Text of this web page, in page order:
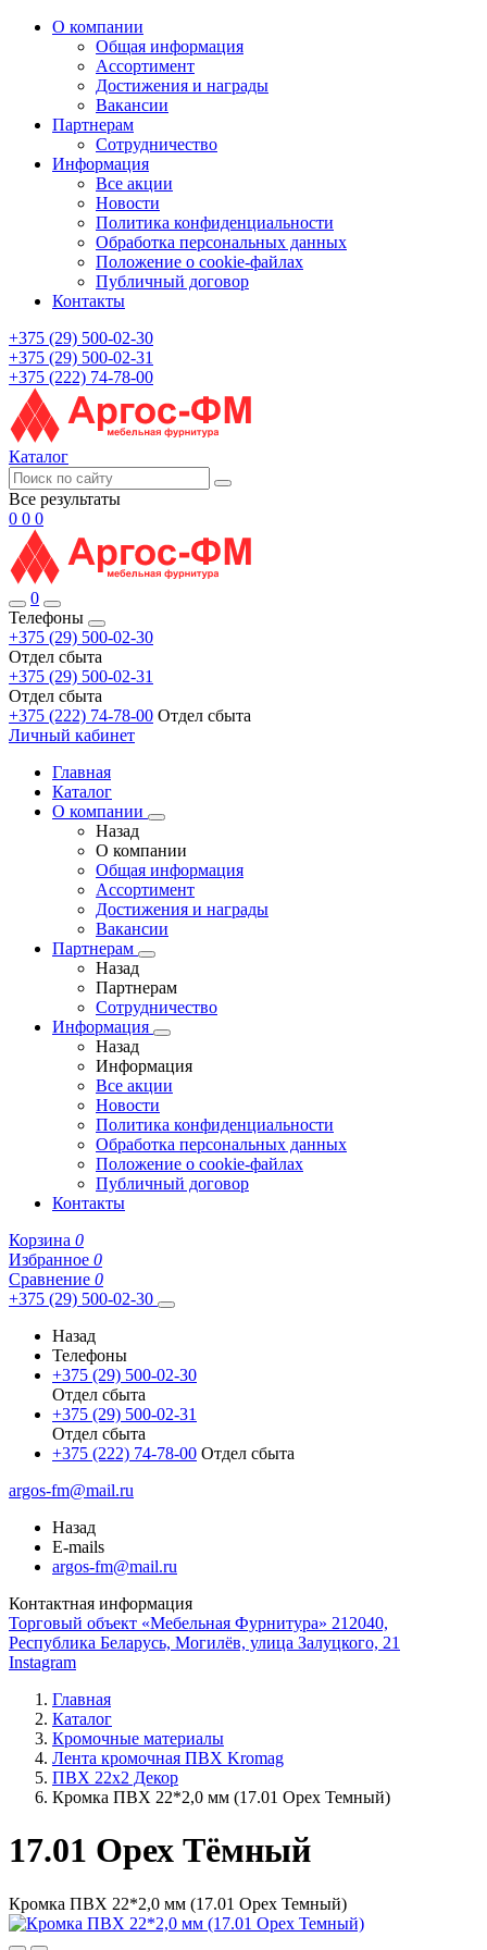
О компании
Общая информация
Ассортимент
Достижения и награды
Вакансии
Партнерам
Сотрудничество
Информация
Все акции
Новости
Политика конфиденциальности
Обработка персональных данных
Положение о cookie-файлах
Публичный договор
Контакты
+375 (29) 500-02-30
+375 (29) 500-02-31
+375 (222) 74-78-00
Каталог
Все результаты
0 0 0
0
Телефоны
+375 (29) 500-02-30
Отдел сбыта
+375 (29) 500-02-31
Отдел сбыта
+375 (222) 74-78-00 Отдел сбыта
Личный кабинет
Главная
Каталог
О компании
Назад
О компании
Общая информация
Ассортимент
Достижения и награды
Вакансии
Партнерам
Назад
Партнерам
Сотрудничество
Информация
Назад
Информация
Все акции
Новости
Политика конфиденциальности
Обработка персональных данных
Положение о cookie-файлах
Публичный договор
Контакты
Корзина 0
Избранное 0
Сравнение 0
+375 (29) 500-02-30
Назад
Телефоны
+375 (29) 500-02-30
Отдел сбыта
+375 (29) 500-02-31
Отдел сбыта
+375 (222) 74-78-00 Отдел сбыта
argos-fm@mail.ru
Назад
E-mails
argos-fm@mail.ru
Контактная информация
Торговый объект «Мебельная Фурнитура» 212040,
Республика Беларусь, Могилёв, улица Залуцкого, 21
Instagram
Главная
Каталог
Кромочные материалы
Лента кромочная ПВХ Kromag
ПВХ 22x2 Декор
Кромка ПВХ 22*2,0 мм (17.01 Орех Темный)
17.01 Орех Тёмный
Кромка ПВХ 22*2,0 мм (17.01 Орех Темный)